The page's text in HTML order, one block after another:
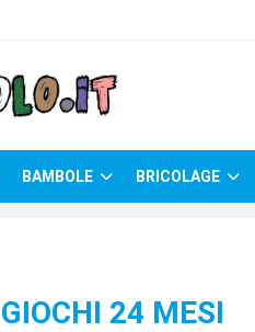
BAMBOLE BRICOLAGE
24 MESI